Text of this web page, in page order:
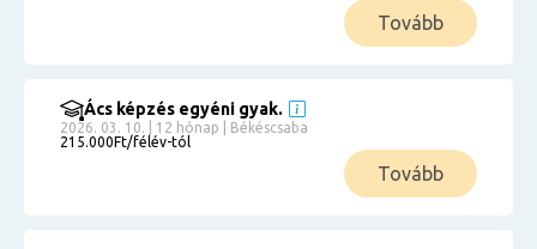
Tovább
Ács képzés egyéni gyak.
2026. 03. 10. | 12 hónap | Békéscsaba
215.000Ft/félév-tól
Tovább